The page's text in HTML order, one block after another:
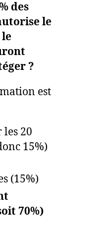
des
le
?
est
20
15%)
(15%)
70%)